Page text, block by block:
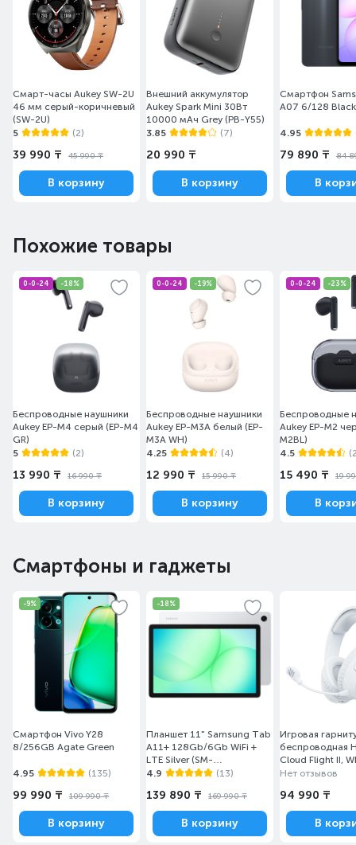
Смарт-часы Aukey SW-2U
46 мм серый-коричневый
(SW-2U)
5
(2)
39 990 ₸ 45 990 ₸
В корзину
Внешний аккумулятор
Aukey Spark Mini 30Вт
10000 мАч Grey (PB-Y55)
3.85
(7)
20 990 ₸
В корзину
Смартфон
A07 6/128 Black
4.95
79 890 ₸ 84
В
Похожие товары
0-0-24 -18%
Беспроводные наушники
Aukey EP-M4 серый (EP-M4
GR)
5
(2)
13 990 ₸ 16 990 ₸
В корзину
0-0-24 -19%
Беспроводные наушники
Aukey EP-M3A белый (EP-
M3A WH)
4.25
(4)
12 990 ₸ 15 990 ₸
В корзину
0-0-24 -23%
Беспроводные
Aukey EP-M2
M2BL)
4.5
15 490 ₸ 19
В
Смартфоны и гаджеты
-9%
Смартфон Vivo Y28
8/256GB Agate Green
4.95 (135)
99 990 ₸ 109 990 ₸
В корзину
-18%
Планшет 11" Samsung Tab
A11+ 128Gb/6Gb WiFi +
LTE Silver (SM-
X236BZSASKZ)
4.9 (13)
139 890 ₸ 169 990 ₸
В корзину
Игровая
беспроводная
Cloud Flight II,
(B5VC5AA)
Нет отзывов
94 990 ₸
В